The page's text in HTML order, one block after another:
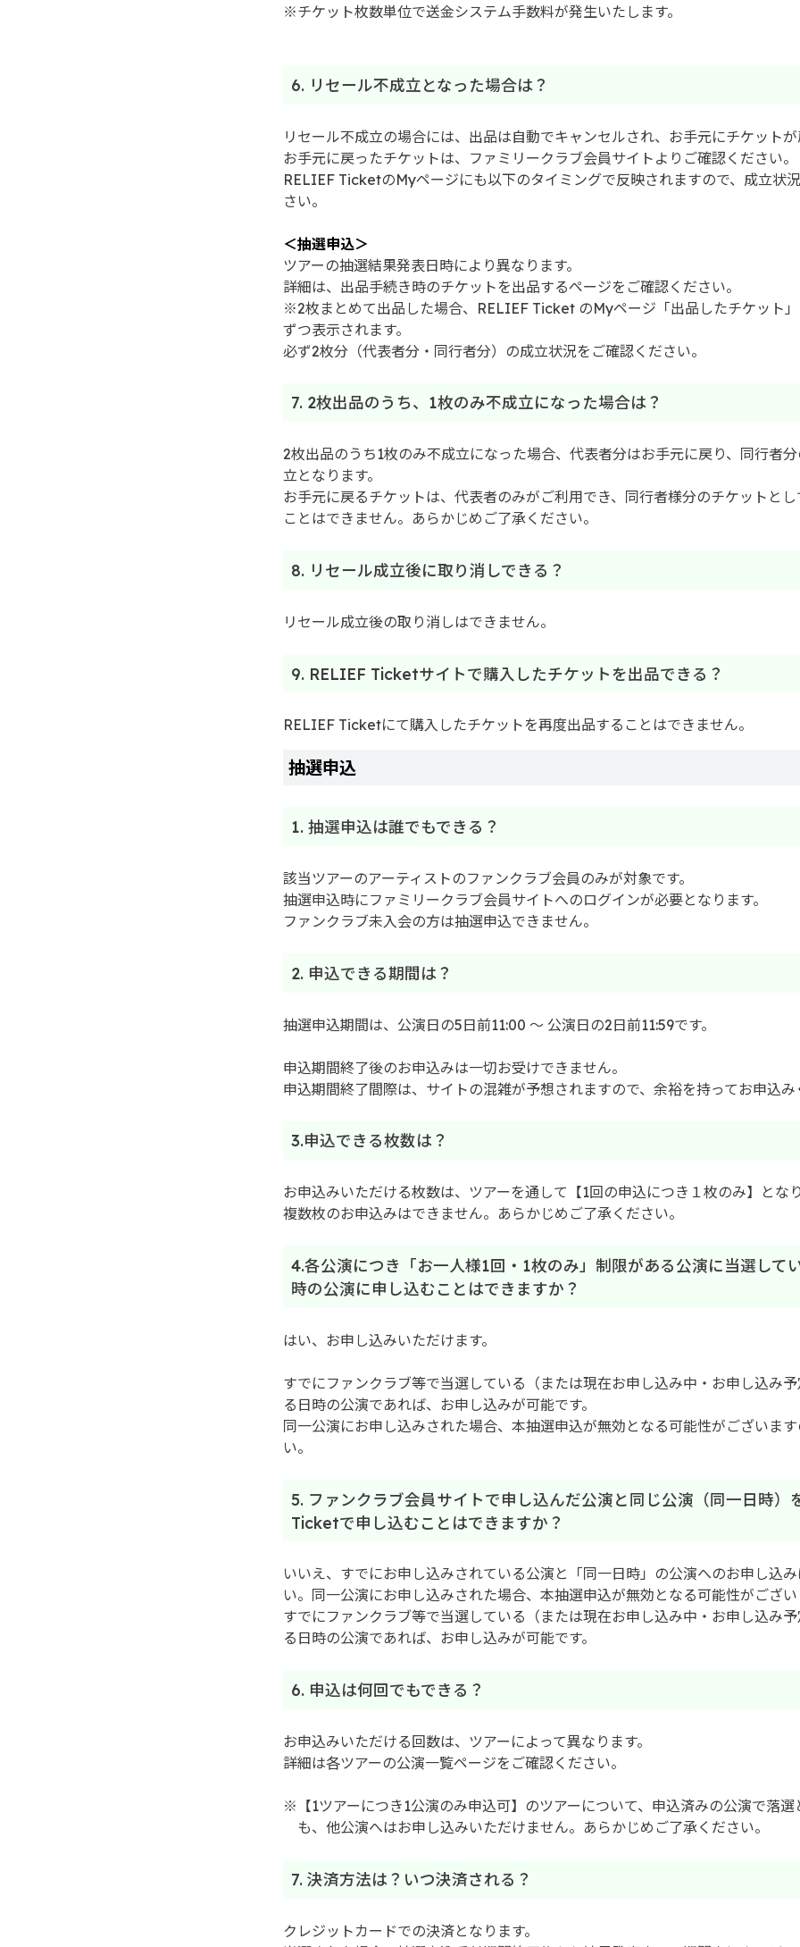
※チケット枚数単位で送金システム手数料が発生いたします。
6. リセール不成立となった場合は？
リセール不成立の場合には、出品は自動でキャンセルされ、お手元にチケットが
お手元に戻ったチケットは、ファミリークラブ会員サイトよりご確認ください。
RELIEF TicketのMyページにも以下のタイミングで反映されますので、成立状
さい。
＜抽選申込＞
ツアーの抽選結果発表日時により異なります。
詳細は、出品手続き時のチケットを出品するページをご確認ください。
※2枚まとめて出品した場合、RELIEF Ticket のMyページ「出品したチケット
ずつ表示されます。
必ず2枚分（代表者分・同行者分）の成立状況をご確認ください。
7. 2枚出品のうち、1枚のみ不成立になった場合は？
2枚出品のうち1枚のみ不成立になった場合、代表者分はお手元に戻り、同行者
立となります。
お手元に戻るチケットは、代表者のみがご利用でき、同行者様分のチケットとし
ことはできません。あらかじめご了承ください。
8. リセール成立後に取り消しできる？
リセール成立後の取り消しはできません。
9. RELIEF Ticketサイトで購入したチケットを出品できる？
RELIEF Ticketにて購入したチケットを再度出品することはできません。
抽選申込
1. 抽選申込は誰でもできる？
該当ツアーのアーティストのファンクラブ会員のみが対象です。
抽選申込時にファミリークラブ会員サイトへのログインが必要となります。
ファンクラブ未入会の方は抽選申込できません。
2. 申込できる期間は？
抽選申込期間は、公演日の5日前11:00 ～ 公演日の2日前11:59です。
申込期間終了後のお申込みは一切お受けできません。
申込期間終了間際は、サイトの混雑が予想されますので、余裕を持ってお申込み
3.申込できる枚数は？
お申込みいただける枚数は、ツアーを通して【1回の申込につき１枚のみ】となり
複数枚のお申込みはできません。あらかじめご了承ください。
4.各公演につき「お一人様1回・1枚のみ」制限がある公演に当選して
時の公演に申し込むことはできますか？
はい、お申し込みいただけます。
すでにファンクラブ等で当選している（または現在お申し込み中・お申し込み
る日時の公演であれば、お申し込みが可能です。
同一公演にお申し込みされた場合、本抽選申込が無効となる可能性がございま
い。
5. ファンクラブ会員サイトで申し込んだ公演と同じ公演（同一日時）
Ticketで申し込むことはできますか？
いいえ、すでにお申し込みされている公演と「同一日時」の公演へのお申し込
い。同一公演にお申し込みされた場合、本抽選申込が無効となる可能性がござい
すでにファンクラブ等で当選している（または現在お申し込み中・お申し込み
る日時の公演であれば、お申し込みが可能です。
6. 申込は何回でもできる？
お申込みいただける回数は、ツアーによって異なります。
詳細は各ツアーの公演一覧ページをご確認ください。
※【1ツアーにつき1公演のみ申込可】のツアーについて、申込済みの公演で落選
も、他公演へはお申し込みいただけません。あらかじめご了承ください。
7. 決済方法は？いつ決済される？
クレジットカードでの決済となります。